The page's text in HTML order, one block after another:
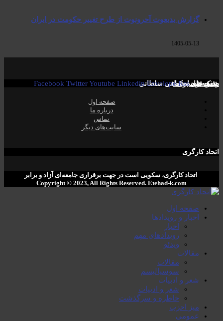
گزارش یدیعوت آحرونوت از طرح تغییر حکومت در ایران
1405-05-13
صفحە فیسبوک! ​
رفیق فواد مصطفی سلطانی
شبکە های اجتماعی Facebook TwitterYoutube Linkedin Envelope Rss
صفحە اول
دربارە ما
تماس
سایت‌های دیگر
اتحاد کارگری
اتحاد کارگری، سکویی است در جهت برقراری جامعەای آزاد و برابر
Copyright © 2023, All Rights Reserved. ‌Etehad-k.com
صفحە اول
اخبار و رویدادها
اخبار
رویدادهای مهم
ویدئو
مقالات
مقالات
سوسیالیسم
شعر و ادبیات
شعر و ادبیات
خاطرە و سرگذشت
میز احزب
عمومی